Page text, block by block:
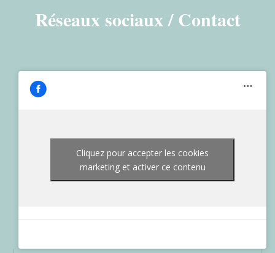
Réseaux sociaux / Contact
Cliquez pour accepter les cookies
marketing et activer ce contenu